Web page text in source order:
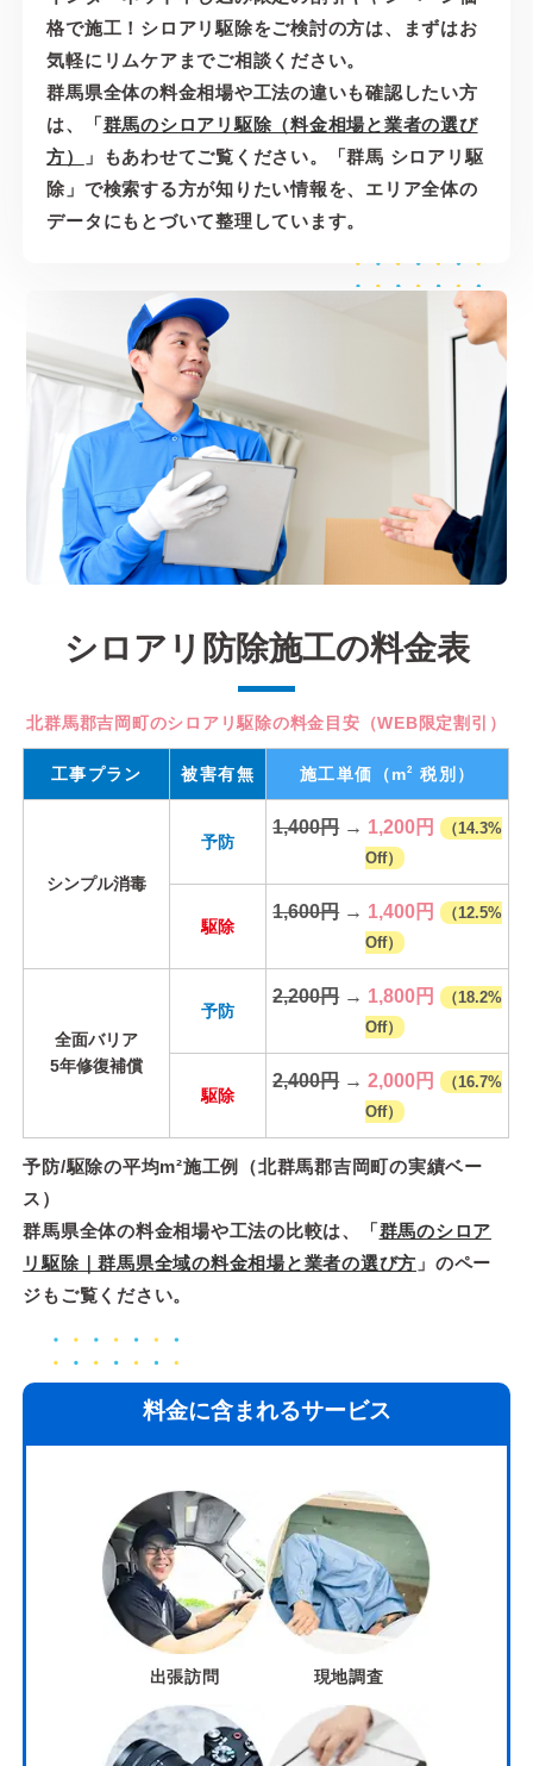
格で施工！シロアリ駆除をご検討の方は、まずはお
気軽にリムケアまでご相談ください。
群馬県全体の料金相場や工法の違いも確認したい方
は、「群馬のシロアリ駆除（料金相場と業者の選び
方）
」もあわせてご覧ください。「群馬 シロアリ駆
除」で検索する方が知りたい情報を、エリア全体の
データにもとづいて整理しています。
シロアリ防除施工の料金表
北群馬郡吉岡町のシロアリ駆除の料金目安（WEB限定割引）
工事プラン 被害有無 施工単価 （m2 税別）
シンプル消毒
予防
1,400円→ 1,200円
（14.3%
Off）
駆除
1,600円→ 1,400円
（12.5%
Off）
全面バリア
5年修復補償
予防
2,200円→ 1,800円
（18.2%
Off）
駆除
2,400円→2,000円
（16.7%
Off）
予防/駆除の平均m²施工例（北群馬郡吉岡町の実績ベー
ス）
群馬県全体の料金相場や工法の比較は、「群馬のシロア
リ駆除｜群馬県全域の料金相場と業者の選び方 」のペー
ジもご覧ください。
料金に含まれるサービス
出張訪問 現地調査